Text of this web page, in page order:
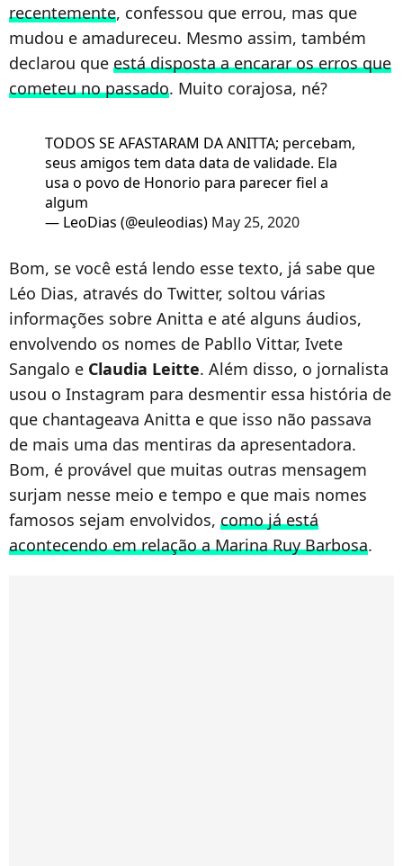
recentemente, confessou que errou, mas que
mudou e amadureceu. Mesmo assim, também
declarou que está disposta a encarar os erros que
cometeu no passado. Muito corajosa, né?
TODOS SE AFASTARAM DA ANITTA; percebam,
seus amigos tem data data de validade. Ela
usa o povo de Honorio para parecer fiel a
algum
— LeoDias (@euleodias) May 25, 2020
Bom, se você está lendo esse texto, já sabe que
Léo Dias, através do Twitter, soltou várias
informações sobre Anitta e até alguns áudios,
envolvendo os nomes de Pabllo Vittar, Ivete
Sangalo e Claudia Leitte. Além disso, o jornalista
usou o Instagram para desmentir essa história de
que chantageava Anitta e que isso não passava
de mais uma das mentiras da apresentadora.
Bom, é provável que muitas outras mensagem
surjam nesse meio e tempo e que mais nomes
famosos sejam envolvidos, como já está
acontecendo em relação a Marina Ruy Barbosa.